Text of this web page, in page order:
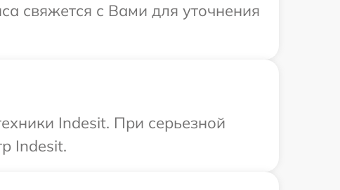
свяжется с Вами для уточнения
Indesit. При серьезной
Indesit.